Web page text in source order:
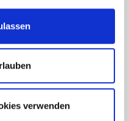
verwenden
Selbstlernkurs